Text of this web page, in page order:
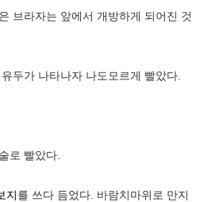
브라자는 앞에서 개방하게 되어진 것
두가 나타나자 나도모르게 빨았다.
로 빨았다.
지를 쓰다 듬었다. 바람치마위로 만지